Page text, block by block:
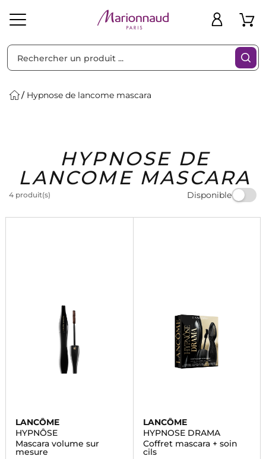
Homme Marques Idées
Cadeaux
Bons
Plans
Hypnose de lancome mascara
HYPNOSE DE
LANCOME MASCARA
4 produit(s) Disponible
Filtres
LANCÔME
HYPNÔSE
Mascara volume sur
mesure
LANCÔME
HYPNOSE DRAMA
Coffret mascara + soin
cils